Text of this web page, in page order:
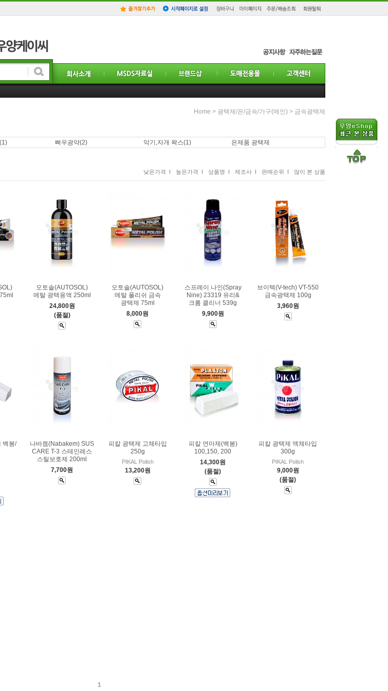
더 좋은 서비스를 제공하겠습니다.!
Home > 광택제/은/금속/가구(메인) > 금속광택제
(1) 빠우광약(2) 악기,자개 왁스(1) 은제품 광택제
낮은가격 I 높은가격 I 상품명 I 제조사 I 판매순위 I 많이 본 상품
오토솔(AUTOSOL)
메탈 광택용액 250ml
24,800원
(품절)
오토솔(AUTOSOL)
메탈 폴리쉬 금속
광택제 75ml
8,000원
스프레이 나인(Spray
Nine) 23319 유리&
크롬 클리너 539g
9,900원
브이텍(V-tech) VT-550
금속광택제 100g
3,960원
백봉/
나바켐(Nabakem) SUS
CARE T-3 스테인레스
스틸보호제 200ml
7,700원
피칼 광택제 고체타입
250g
PIKAL Polish
13,200원
피칼 연마제(백봉)
100,150, 200
14,300원
(품절)
피칼 광택제 액체타입
300g
PIKAL Polish
9,000원
(품절)
1